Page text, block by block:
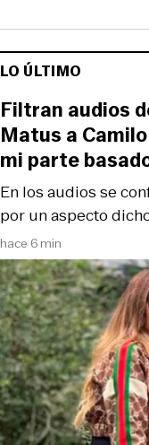
LO ÚLTIMO
hace 6 min
En los audios se
por un aspecto
Filtran audios
Matus a
mi parte